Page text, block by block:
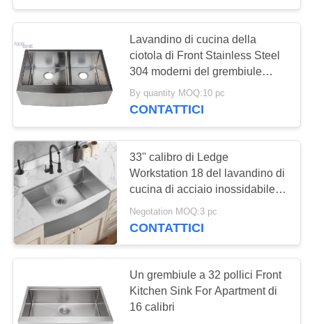
Singolo lavandino di
cucina della ciotola
18
Doppio lavandino di
cucina della ciotola
34
Lavandino di cucina della
ciotola di Front Stainless Steel
304 moderni del grembiule
della fattoria doppio
By quantity MOQ:10 pc
CONTATTICI
33" calibro di Ledge
Workstation 18 del lavandino di
cucina di acciaio inossidabile
del grembiule
Negotation MOQ:3 pc
CONTATTICI
Un grembiule a 32 pollici Front
Kitchen Sink For Apartment di
16 calibri